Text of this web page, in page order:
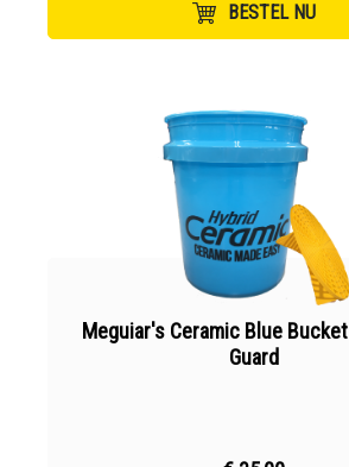
BESTEL NU
Meguiar's Ceramic Blue
Guard